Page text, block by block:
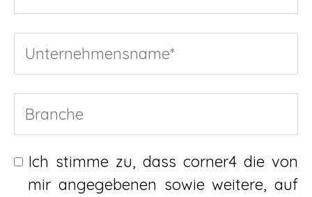
Ich stimme zu, dass corner4 die von
mir angegebenen sowie weitere, auf